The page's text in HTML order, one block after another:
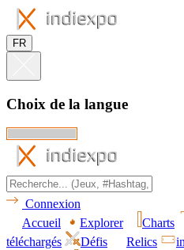
FR
Choix de la langue
Connexion
Accueil
Explorer Charts
téléchargés
Défis Relics